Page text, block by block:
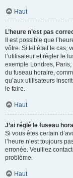
Haut
L’heure n’est pas
Il est possible que
vôtre. Si tel était le cas,
l’utilisateur et régler le
exemple Londres,
du fuseau horaire,
qu’aux utilisateurs
le faire.
Haut
J’ai réglé le fuseau
Si vous êtes certain
l’heure n’est toujours
erronée. Veuillez
problème.
Haut